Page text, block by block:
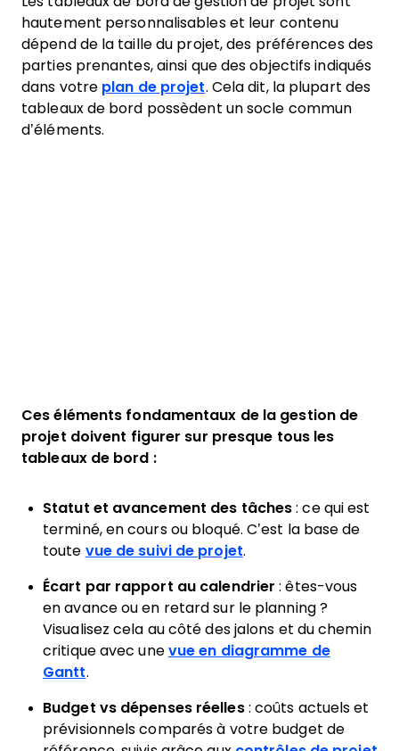
hautement personnalisables et leur contenu
dépend de la taille du projet, des préférences des
parties prenantes, ainsi que des objectifs indiqués
dans votre plan de projet. Cela dit, la plupart des
tableaux de bord possèdent un socle commun
d’éléments.
Ceséléments fondamentaux de la gestion de
projet doivent figurer sur presque tous les
tableaux de bord :
Statut et avancement des tâches : ce qui est
terminé, en cours ou bloqué. C’est la base de
toute vue de suivi de projet.
Écart par rapport au calendrier : êtes-vous
en avance ou en retard sur le planning ?
Visualisez cela au côté des jalons et du chemin
critique avec une vue en diagramme de
Gantt.
Budget vs dépenses réelles: coûts actuels et
prévisionnels comparés à votre budget de